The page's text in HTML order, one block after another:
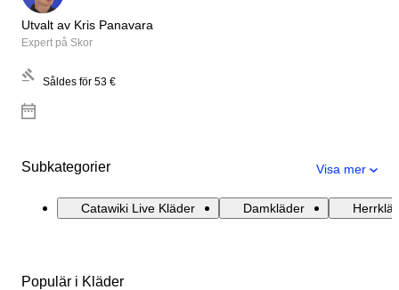
Utvalt av Kris Panavara
Expert på Skor
Såldes för 53 €
Subkategorier Visa mer
Catawiki Live Kläder Damkläder
Populär i Kläder